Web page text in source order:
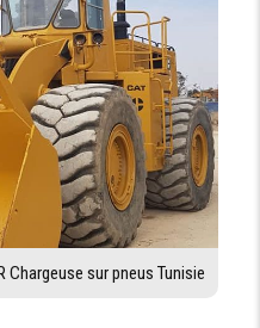
Chargeuse sur pneus Tunisie